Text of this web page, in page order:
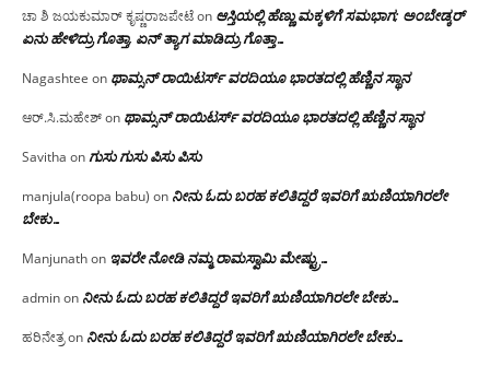
ಚಾ ಶಿ ಜಯಕುಮಾರ್ ಕೃಷ್ಣರಾಜಪೇಟೆon ಆಸ್ತಿಯಲ್ಲಿ ಹೆಣ್ಣು ಮಕ್ಕಳಿಗೆ ಸಮಭಾಗ; ಅಂಬೇಡ್ಕರ್
ಏನು ಹೇಳಿದ್ರು ಗೊತ್ತಾ, ಏನ್ ತ್ಯಾಗ ಮಾಡಿದ್ರು ಗೊತ್ತಾ…
Nagashtee on ಥಾಮ್ಸನ್ ರಾಯಿಟರ್ಸ್ ವರದಿಯೂ ಭಾರತದಲ್ಲಿ ಹೆಣ್ಣಿನ ಸ್ಥಾನ‌
ಆರ್.ಸಿ.ಮಹೇಶ್on ಥಾಮ್ಸನ್ ರಾಯಿಟರ್ಸ್ ವರದಿಯೂ ಭಾರತದಲ್ಲಿ ಹೆಣ್ಣಿನ ಸ್ಥಾನ‌
Savitha onಗುಸು ಗುಸು ಪಿಸು ಪಿಸು
manjula(roopa babu) on ನೀನು ಓದು ಬರಹ ಕಲಿತಿದ್ದರೆ ಇವರಿಗೆ ಋಣಿಯಾಗಿರಲೇ
ಬೇಕು…
Manjunathon ಇವರೇ‌ ನೋಡಿ‌ ನಮ್ಮ‌ ರಾಮಸ್ವಾಮಿ ಮೇಷ್ಟ್ರು…
adminon ನೀನು ಓದು ಬರಹ ಕಲಿತಿದ್ದರೆ ಇವರಿಗೆ ಋಣಿಯಾಗಿರಲೇ ಬೇಕು…
ಹರಿನೇತ್ರon ನೀನು ಓದು ಬರಹ ಕಲಿತಿದ್ದರೆ ಇವರಿಗೆ ಋಣಿಯಾಗಿರಲೇ ಬೇಕು…